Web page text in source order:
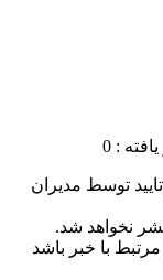
: 0
توسط مدیران
نخواهد شد.
با خبر باشد